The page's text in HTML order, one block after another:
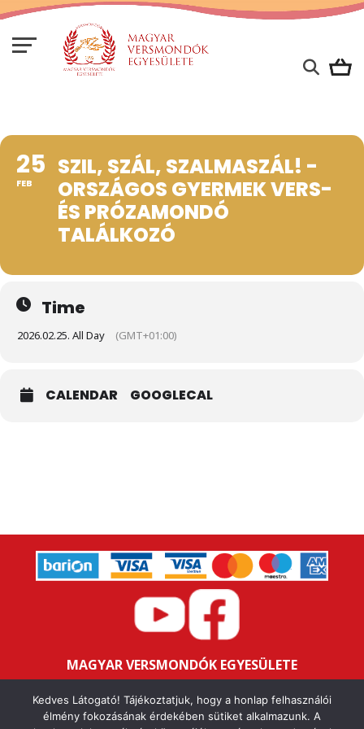
25
FEB
SZIL, SZÁL, SZALMASZÁL! -
ORSZÁGOS GYERMEK VERS-
ÉS PRÓZAMONDÓ
TALÁLKOZÓ
Time
2026.02.25. All Day (GMT+01:00)
CALENDAR GOOGLECAL
MAGYAR VERSMONDÓK EGYESÜLETE
Bankszámlaszám: 16200106-11646259
Adószám: 18047352-1-43
Kedves Látogató! Tájékoztatjuk, hogy a honlap felhasználói
élmény fokozásának érdekében sütiket alkalmazunk. A